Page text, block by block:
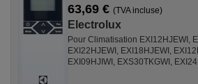
63,69 € (TVA incluse)
Electrolux
Pour Climatisation EXI12HJEWI,
EXI22HJEWI, EXI18HJEWI,
EXI09HJIWI, EXS30TKGWI,